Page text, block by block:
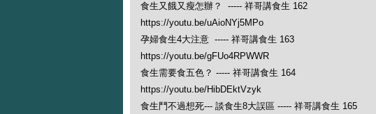
食生又餓又瘦怎辦？ ----- 祥哥講食生 162
https://youtu.be/uAioNYj5MPo
孕婦食生4大注意 ----- 祥哥講食生 163
https://youtu.be/gFUo4RPWWR
食生需要食五色？ ----- 祥哥講食生 164
https://youtu.be/HibDEktVzyk
食生鬥不過想死--- 談食生8大誤區 ----- 祥哥講食生 165